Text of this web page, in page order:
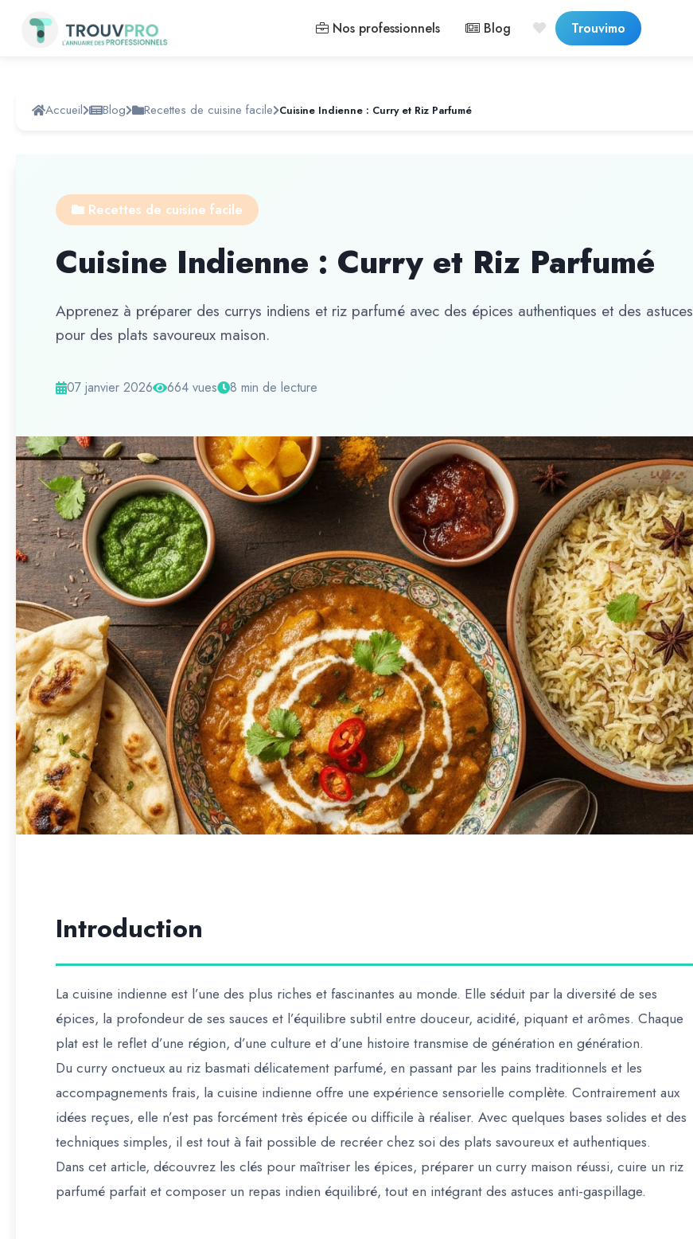
Nos professionnels Blog Trouvimo
Accueil Blog Recettes de cuisine facile Cuisine Indienne : Curry et Riz Parfumé
Recettes de cuisine facile
Cuisine Indienne : Curry et Riz Parfumé
Apprenez à préparer des currys indiens et riz parfumé avec des épices authentiques et des astuces
pour des plats savoureux maison.
07 janvier 2026 664 vues 8 min de lecture
Introduction
La cuisine indienne est l’une des plus riches et fascinantes au monde. Elle séduit par la diversité de ses
épices, la profondeur de ses sauces et l’équilibre subtil entre douceur, acidité, piquant et arômes. Chaque
plat est le reflet d’une région, d’une culture et d’une histoire transmise de génération en génération.
Du curry onctueux au riz basmati délicatement parfumé, en passant par les pains traditionnels et les
accompagnements frais, la cuisine indienne offre une expérience sensorielle complète. Contrairement aux
idées reçues, elle n’est pas forcément très épicée ou difficile à réaliser. Avec quelques bases solides et des
techniques simples, il est tout à fait possible de recréer chez soi des plats savoureux et authentiques.
Dans cet article, découvrez les clés pour maîtriser les épices, préparer un curry maison réussi, cuire un riz
parfumé parfait et composer un repas indien équilibré, tout en intégrant des astuces anti-gaspillage.